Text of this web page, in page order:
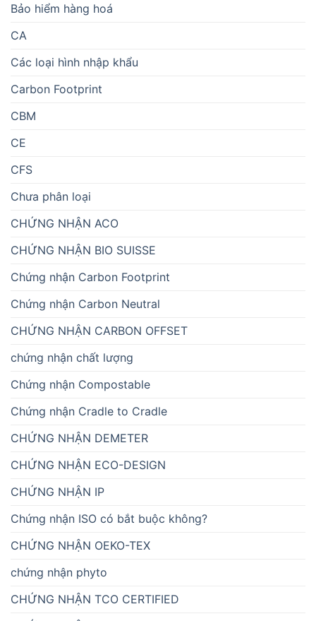
Bảo hiểm hàng hoá
CA
Các loại hình nhập khẩu
Carbon Footprint
CBM
CE
CFS
Chưa phân loại
CHỨNG NHẬN ACO
CHỨNG NHẬN BIO SUISSE
Chứng nhận Carbon Footprint
Chứng nhận Carbon Neutral
CHỨNG NHẬN CARBON OFFSET
chứng nhận chất lượng
Chứng nhận Compostable
Chứng nhận Cradle to Cradle
CHỨNG NHẬN DEMETER
CHỨNG NHẬN ECO-DESIGN
CHỨNG NHẬN IP
Chứng nhận ISO có bắt buộc không?
CHỨNG NHẬN OEKO-TEX
chứng nhận phyto
CHỨNG NHẬN TCO CERTIFIED